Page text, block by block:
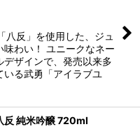
反」を使用した、ジュ
わい！ ユニークなネー
デザインで、発売以来多
いる武勇「アイラブユ
反 純米吟醸 720ml